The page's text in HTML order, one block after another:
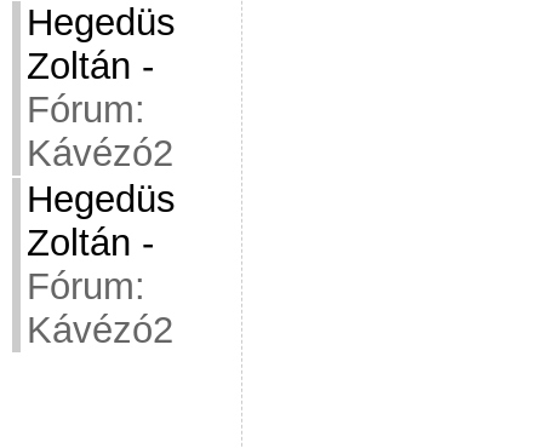
Hegedüs
Zoltán -
Fórum:
Kávézó2
Hegedüs
Zoltán -
Fórum:
Kávézó2